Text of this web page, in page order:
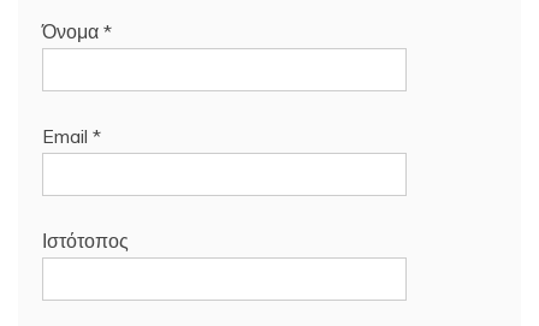
Όνομα *
Email *
Ιστότοπος